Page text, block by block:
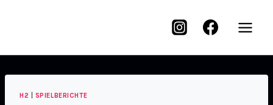
H2 SPIELBERICHTE